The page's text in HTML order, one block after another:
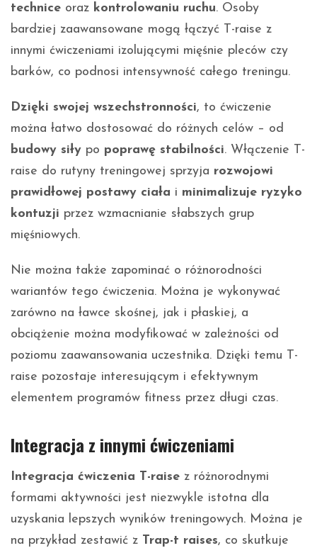
technice oraz kontrolowaniu ruchu. Osoby
bardziej zaawansowane mogą łączyć T-raise z
innymi ćwiczeniami izolującymi mięśnie pleców czy
barków, co podnosi intensywność całego treningu.
Dzięki swojej wszechstronności, to ćwiczenie
można łatwo dostosować do różnych celów – od
budowy siły po poprawę stabilności. Włączenie T-
raise do rutyny treningowej sprzyja rozwojowi
prawidłowej postawy ciała i minimalizuje ryzyko
kontuzji przez wzmacnianie słabszych grup
mięśniowych.
Nie można także zapominać o różnorodności
wariantów tego ćwiczenia. Można je wykonywać
zarówno na ławce skośnej, jak i płaskiej, a
obciążenie można modyfikować w zależności od
poziomu zaawansowania uczestnika. Dzięki temu T-
raise pozostaje interesującym i efektywnym
elementem programów fitness przez długi czas.
Integracja z innymi ćwiczeniami
Integracja ćwiczenia T-raise z różnorodnymi
formami aktywności jest niezwykle istotna dla
uzyskania lepszych wyników treningowych. Można je
na przykład zestawić z Trap-t raises, co skutkuje